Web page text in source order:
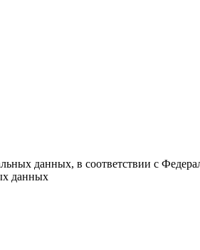
данных, в соответствии с
данных